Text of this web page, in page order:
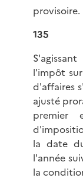
provisoire.
135
l'impôt
d'affaires
ajusté
premier
la date
l'année
la